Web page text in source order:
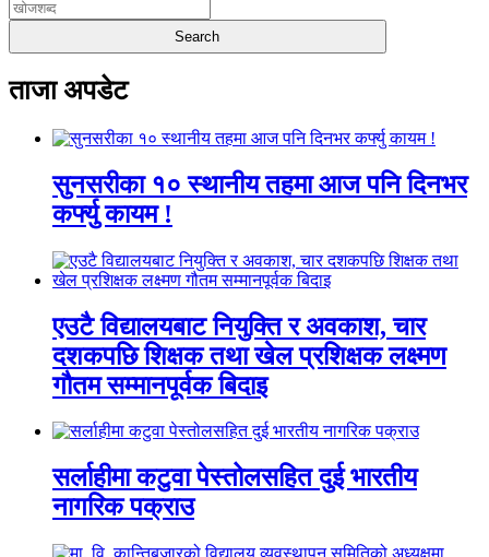
ताजा अपडेट
सुनसरीका १० स्थानीय तहमा आज पनि दिनभर
कर्फ्यु कायम !
एउटै विद्यालयबाट नियुक्ति र अवकाश, चार
दशकपछि शिक्षक तथा खेल प्रशिक्षक लक्ष्मण
गौतम सम्मानपूर्वक बिदाइ
सर्लाहीमा कटुवा पेस्तोलसहित दुई भारतीय
नागरिक पक्राउ